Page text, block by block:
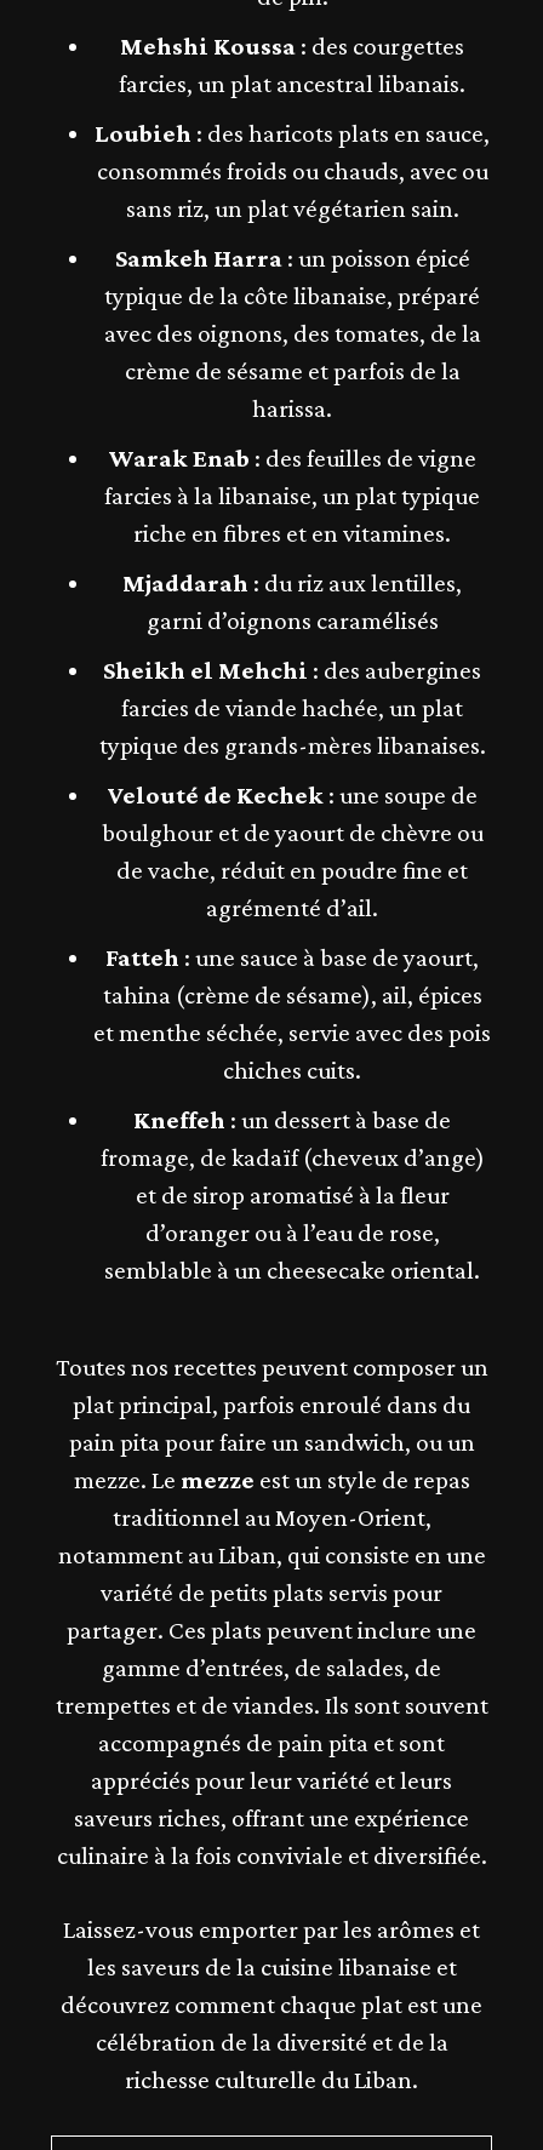
Mehshi Koussa : des courgettes
farcies, un plat ancestral libanais.
Loubieh : des haricots plats en sauce,
consommés froids ou chauds, avec ou
sans riz, un plat végétarien sain​​.
Samkeh Harra: un poisson épicé
typique de la côte libanaise, préparé
avec des oignons, des tomates, de la
crème de sésame et parfois de la
harissa​​.
Warak Enab : des feuilles de vigne
farcies à la libanaise, un plat typique
riche en fibres et en vitamines​.
Mjaddarah : du riz aux lentilles,
garni d’oignons caramélisés​
Sheikh el Mehchi : des aubergines
farcies de viande hachée, un plat
typique des grands-mères libanaises​.
Velouté de Kechek: une soupe de
boulghour et de yaourt de chèvre ou
de vache, réduit en poudre fine et
agrémenté d’ail.
Fatteh : une sauce à base de yaourt,
tahina (crème de sésame), ail, épices
et menthe séchée, servie avec des pois
chiches cuits​​.
Kneffeh : un dessert à base de
fromage, de kadaïf (cheveux d’ange)
et de sirop aromatisé à la fleur
d’oranger ou à l’eau de rose,
semblable à un cheesecake oriental​.
Toutes nos recettes peuvent composer un
plat principal, parfois enroulé dans du
pain pita pour faire un sandwich, ou un
mezze. Le mezze estun style de repas
traditionnel au Moyen-Orient,
notamment au Liban, qui consiste en une
variété de petits plats servis pour
partager. Ces plats peuvent inclure une
gamme d’entrées, de salades, de
trempettes et de viandes. Ils sont souvent
accompagnés de pain pita et sont
appréciés pour leur variété et leurs
saveurs riches, offrant une expérience
culinaire à la fois conviviale et diversifiée.
Laissez-vous emporter par les arômes et
les saveurs de la cuisine libanaise et
découvrez comment chaque plat est une
célébration de la diversité et de la
richesse culturelle du Liban.